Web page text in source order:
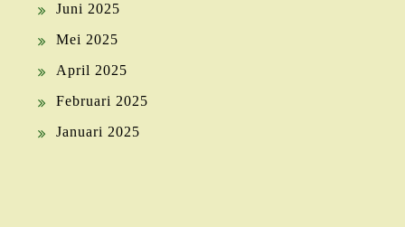
Juni 2025
Mei 2025
April 2025
Februari 2025
Januari 2025